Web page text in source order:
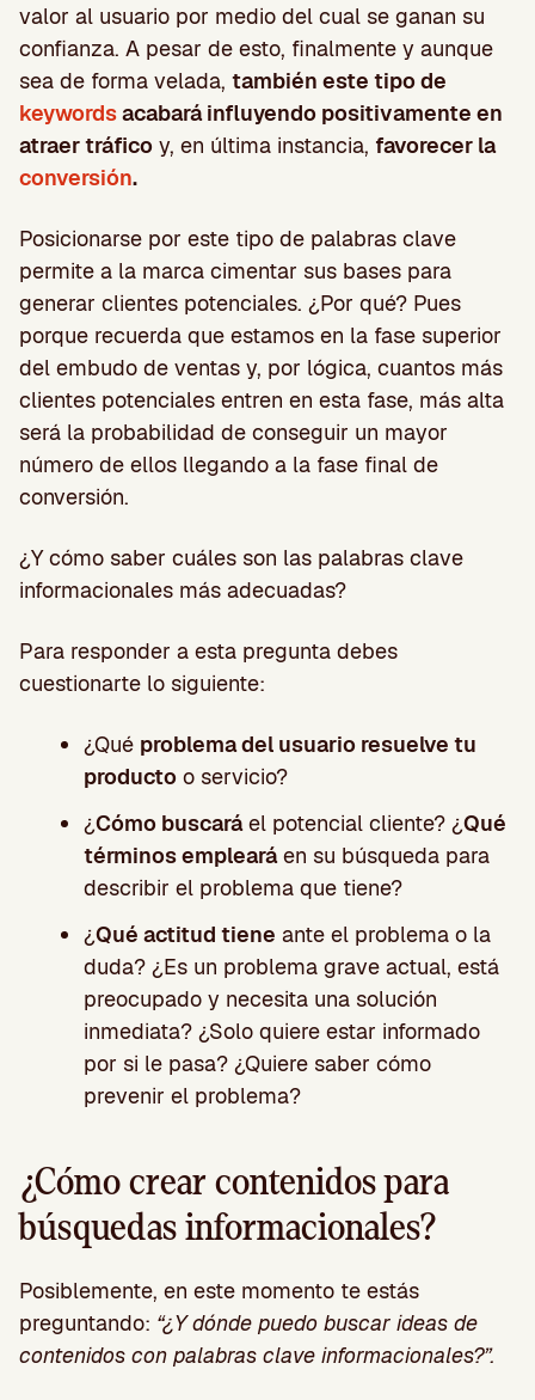
valor al usuario por medio del cual se ganan su
confianza. A pesar de esto, finalmente y aunque
sea de forma velada, también este tipo de
keywordsacabará influyendo positivamente en
atraer tráfico y, en última instancia, favorecer la
conversión.
Posicionarse por este tipo de palabras clave
permite a la marca cimentar sus bases para
generar clientes potenciales. ¿Por qué? Pues
porque recuerda que estamos en la fase superior
del embudo de ventas y, por lógica, cuantos más
clientes potenciales entren en esta fase, más alta
será la probabilidad de conseguir un mayor
número de ellos llegando a la fase final de
conversión.
¿Y cómo saber cuáles son las palabras clave
informacionales más adecuadas?
Para responder a esta pregunta debes
cuestionarte lo siguiente:
¿Qué problema del usuario resuelve tu
producto o servicio?
¿Cómo buscaráel potencial cliente? ¿Qué
términos emplearáen su búsqueda para
describir el problema que tiene?
¿Qué actitud tiene ante el problema o la
duda? ¿Es un problema grave actual, está
preocupado y necesita una solución
inmediata? ¿Solo quiere estar informado
por si le pasa? ¿Quiere saber cómo
prevenir el problema?
¿Cómo crear contenidos para
búsquedas informacionales?
Posiblemente, en este momento te estás
preguntando: “¿Y dónde puedo buscar ideas de
contenidos con palabras clave informacionales?”.